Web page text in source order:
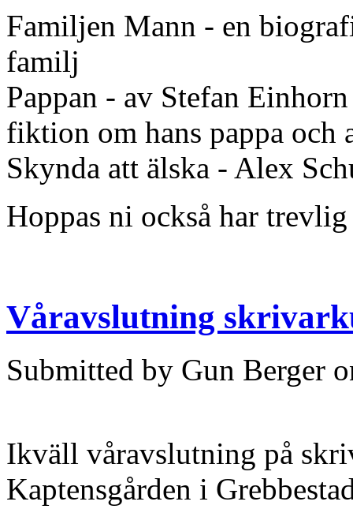
Familjen Mann - en
familj
Pappan - av Stefan
fiktion om hans pappa och
Skynda att älska - Alex
Hoppas ni också har
Våravslutning
Submitted by Gun Berger
Ikväll våravslutning på
Kaptensgården i